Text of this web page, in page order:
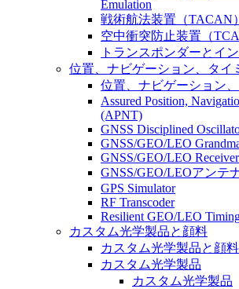
Emulation
戦術航法装置（TACAN）
空中衝突防止装置（
トランスポンダーとイ
位置、ナビゲーション、タイ
位置、ナビゲーション
Assured Position,
(APNT)
GNSS Disciplined
GNSS/GEO/LEO
GNSS/GEO/LEO
GNSS/GEO/LEOアンテ
GPS Simulator
RF Transcoder
Resilient GEO/LEO
カスタム光学製品と顔料
カスタム光学製品と顔料
カスタム光学製品
カスタム光学製品